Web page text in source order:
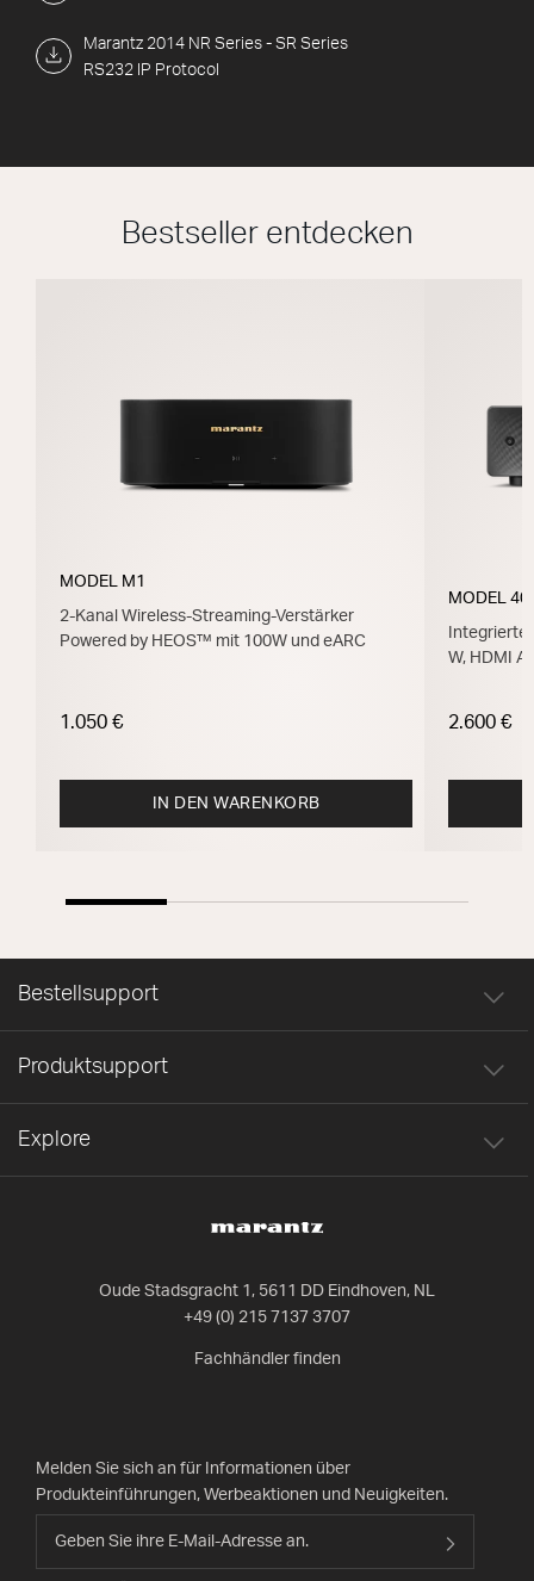
Marantz 2014 NR Series - SR Series
RS232 IP Protocol
Bestseller entdecken
MODEL M1
2-Kanal Wireless-Streaming-Verstärker
Powered by HEOS™ mit 100W und eARC
1.050 €
IN DEN WARENKORB
MODEL
W, HDMI
2.600 €
Oude Stadsgracht 1, 5611 DD Eindhoven, NL
+49 (0) 215 7137 3707
Fachhändler finden
Bestellsupport
Produktsupport
Explore
Melden Sie sich an für Informationen über
Produkteinführungen, Werbeaktionen und Neuigkeiten.